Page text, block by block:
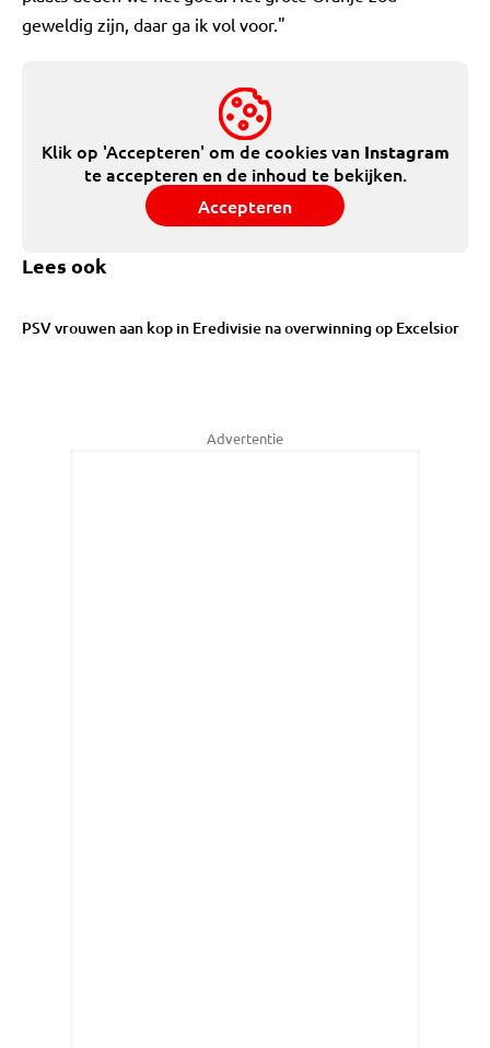
geweldig zijn, daar ga ik vol voor."
Klik op 'Accepteren' om de cookies van Instagram
te accepteren en de inhoud te bekijken.
Accepteren
Lees ook
PSV vrouwen aan kop in Eredivisie na overwinning op Excelsior
Advertentie